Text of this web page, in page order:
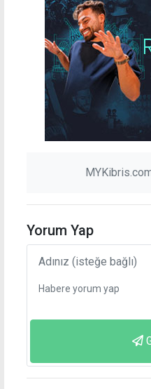
Yorum Yap